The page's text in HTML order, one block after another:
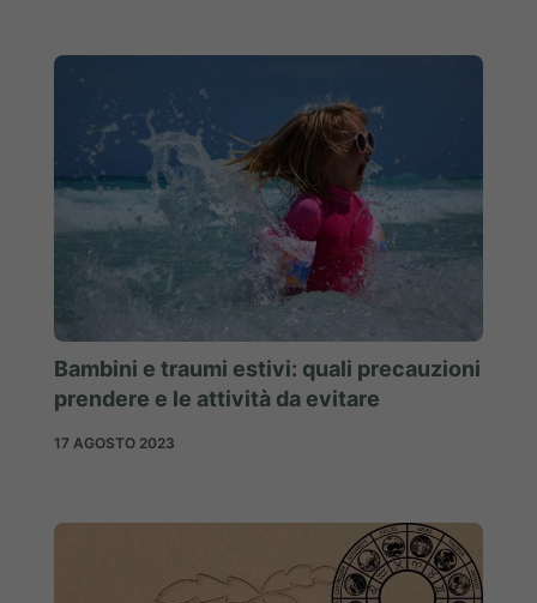
Bambini e traumi estivi: quali precauzioni
prendere e le attività da evitare
17 AGOSTO 2023